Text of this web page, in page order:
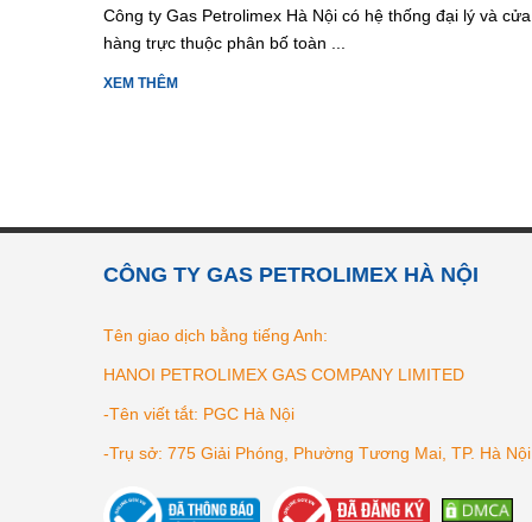
Công ty Gas Petrolimex Hà Nội có hệ thống đại lý và cửa
hàng trực thuộc phân bố toàn ...
XEM THÊM
CÔNG TY GAS PETROLIMEX HÀ NỘI
Tên giao dịch bằng tiếng Anh:
HANOI PETROLIMEX GAS COMPANY LIMITED
-Tên viết tắt: PGC Hà Nội
-Trụ sở: 775 Giải Phóng, Phường Tương Mai, TP. Hà Nội